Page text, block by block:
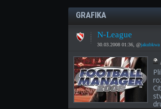
GRAFIKA
N-League
30.03.2008 01:36, @jakubkwa